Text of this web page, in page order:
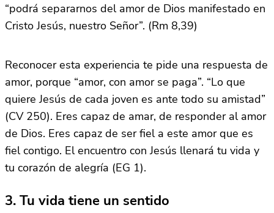
“podrá separarnos del amor de Dios manifestado en
Cristo Jesús, nuestro Señor”. (Rm 8,39)
Reconocer esta experiencia te pide una respuesta de
amor, porque “amor, con amor se paga”. “Lo que
quiere Jesús de cada joven es ante todo su amistad”
(CV 250). Eres capaz de amar, de responder al amor
de Dios. Eres capaz de ser fiel a este amor que es
fiel contigo. El encuentro con Jesús llenará tu vida y
tu corazón de alegría (EG 1).
3. Tu vida tiene un sentido